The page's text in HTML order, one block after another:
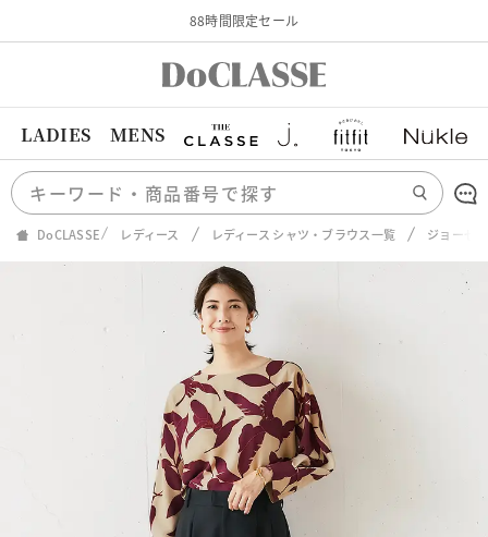
88時間限定セール
LADIES MENS
DoCLASSE レディース レディース シャツ・ブラウス一覧 ジョーゼ